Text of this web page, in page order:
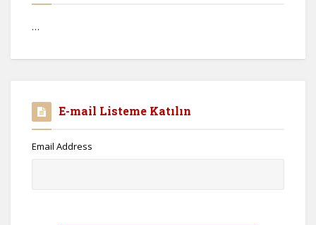
…
E-mail Listeme Katılın
Email Address